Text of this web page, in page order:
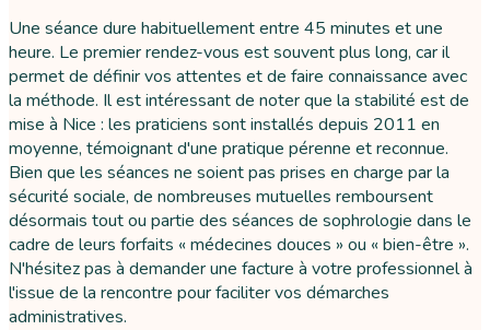
Une séance dure habituellement entre 45 minutes et une
heure. Le premier rendez-vous est souvent plus long, car il
permet de définir vos attentes et de faire connaissance avec
la méthode. Il est intéressant de noter que la stabilité est de
mise à Nice : les praticiens sont installés depuis 2011 en
moyenne, témoignant d'une pratique pérenne et reconnue.
Bien que les séances ne soient pas prises en charge par la
sécurité sociale, de nombreuses mutuelles remboursent
désormais tout ou partie des séances de sophrologie dans le
cadre de leurs forfaits « médecines douces » ou « bien-être ».
N'hésitez pas à demander une facture à votre professionnel à
l'issue de la rencontre pour faciliter vos démarches
administratives.